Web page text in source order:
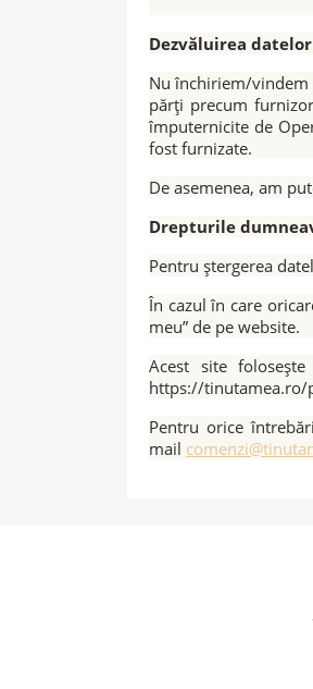
Dezvăluirea
Nu închiriem/vindem
părți precum
împuternicite de
fost furnizate.
De asemenea, am
Drepturile
Pentru ștergerea
În cazul în care
meu” de pe website.
Acest site
https://tinutamea.ro/
Pentru orice
mail